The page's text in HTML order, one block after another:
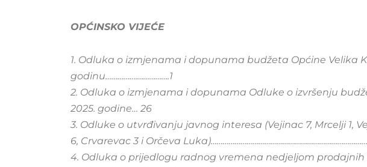
OPĆINSKO VIJEĆE
1. Odluka o izmjenama i dopunama budžeta Općine Velika
godinu…………….…………….1
2. Odluka o izmjenama i dopunama Odluke o izvršenju
2025. godine… 26
3. Odluke o utvrđivanju javnog interesa (Vejinac 7, Mrcelji 1,
6, Crvarevac 3 i Orčeva
4. Odluka o prijedlogu radnog vremena nedjeljom prodajnih